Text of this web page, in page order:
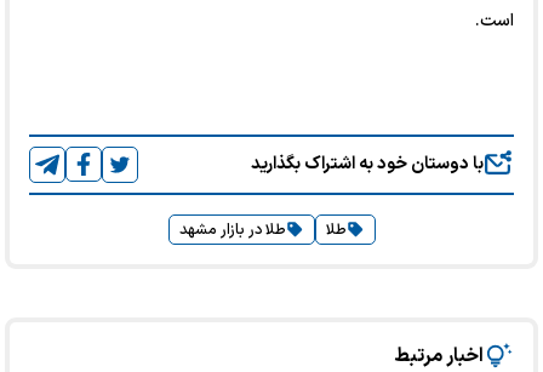
است.
با دوستان خود به اشتراک بگذارید
طلا طلا در بازار مشهد
اخبار مرتبط